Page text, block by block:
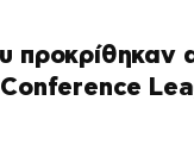
προκρίθηκαν